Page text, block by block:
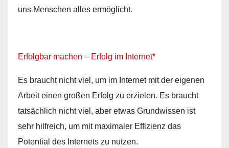
uns Menschen alles ermöglicht.
Erfolgbar machen – Erfolg im Internet*
Es braucht nicht viel, um im Internet mit der eigenen
Arbeit einen großen Erfolg zu erzielen. Es braucht
tatsächlich nicht viel, aber etwas Grundwissen ist
sehr hilfreich, um mit maximaler Effizienz das
Potential des Internets zu nutzen.